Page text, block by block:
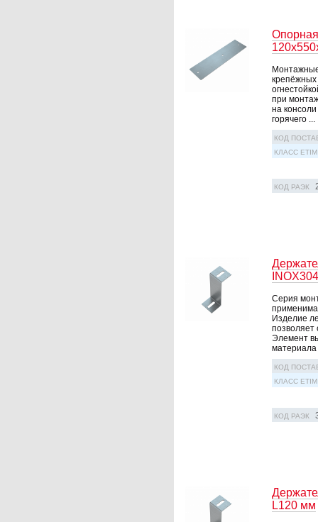
Опорная
при
на
горячего ...
КОД
КЛАСС ETIM
КОД РАЭК
INOX304
Серия
Изделие
позволяет
Элемент
материала
КОД
КЛАСС ETIM
КОД РАЭК
L120 мм